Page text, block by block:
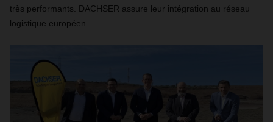
très performants. DACHSER assure leur intégration au réseau
logistique européen.